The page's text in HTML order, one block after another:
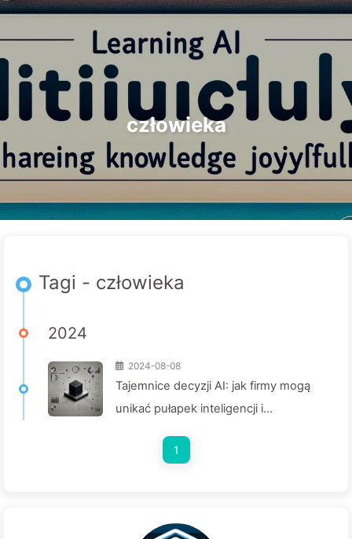
Szukaj Strona główna Archiwa Tagi
Kategorie Linki O nas 🇵🇱 Polski
człowieka
Tagi - człowieka
2024
2024-08-08
Tajemnice decyzji AI: jak firmy mogą
unikać pułapek inteligencji i
decyzji— Powoli ucz się AI 136
1